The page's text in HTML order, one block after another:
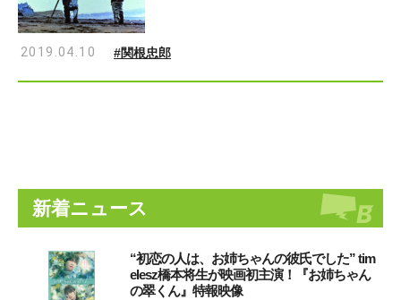
2019.04.10 #関根忠郎
新着ニュース
“初恋の人は、お姉ちゃんの彼氏でした” tim
elesz橋本将生が映画初主演！『お姉ちゃん
の翠くん』特報映像